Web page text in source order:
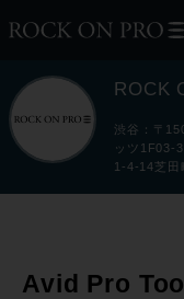
ROCK
渋谷：〒
ッツ1F03-
1-4-14芝田
Avid Pro